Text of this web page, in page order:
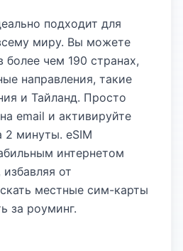
подходит для
миру. Вы можете
более чем 190 странах,
направления, такие
и Тайланд. Просто
email и активируйте
2 минуты. eSIM
интернетом
от
местные сим-карты
за роуминг.